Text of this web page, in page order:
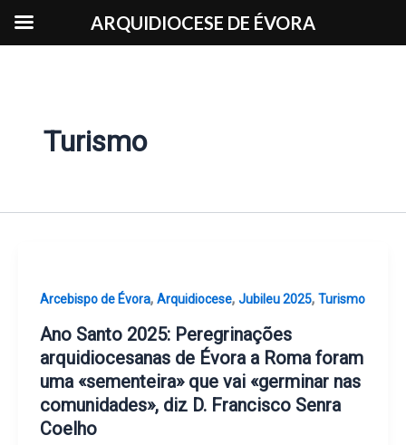
Turismo
Arcebispo de Évora, Arquidiocese, Jubileu 2025, Turismo
Ano Santo 2025: Peregrinações
arquidiocesanas de Évora a Roma foram
uma «sementeira» que vai «germinar nas
comunidades», diz D. Francisco Senra
Coelho
ARQUIDIOCESE DE ÉVORA